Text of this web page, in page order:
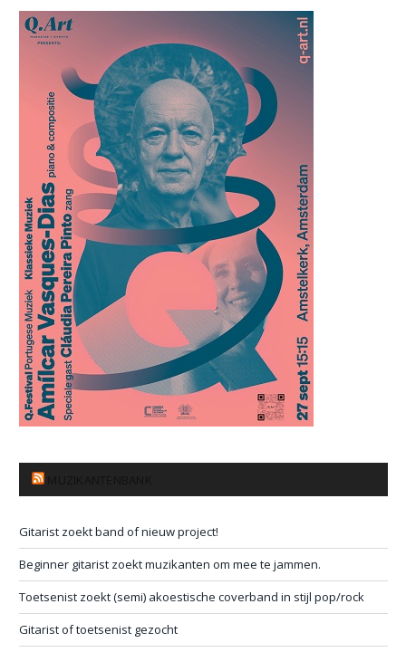
Gitarist zoekt band of nieuw project!
Beginner gitarist zoekt muzikanten om mee te jammen.
Toetsenist zoekt (semi) akoestische coverband in stijl pop/rock
Gitarist of toetsenist gezocht